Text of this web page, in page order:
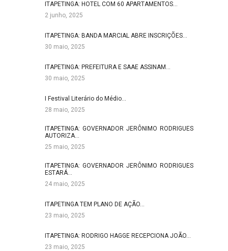
ITAPETINGA: HOTEL COM 60 APARTAMENTOS…
2 junho, 2025
ITAPETINGA: BANDA MARCIAL ABRE INSCRIÇÕES…
30 maio, 2025
ITAPETINGA: PREFEITURA E SAAE ASSINAM…
30 maio, 2025
I Festival Literário do Médio…
28 maio, 2025
ITAPETINGA: GOVERNADOR JERÔNIMO RODRIGUES
AUTORIZA…
25 maio, 2025
ITAPETINGA: GOVERNADOR JERÔNIMO RODRIGUES
ESTARÁ…
24 maio, 2025
ITAPETINGA TEM PLANO DE AÇÃO…
23 maio, 2025
ITAPETINGA: RODRIGO HAGGE RECEPCIONA JOÃO…
23 maio, 2025